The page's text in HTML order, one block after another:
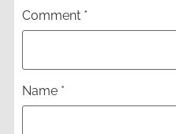
Comment *
Name *